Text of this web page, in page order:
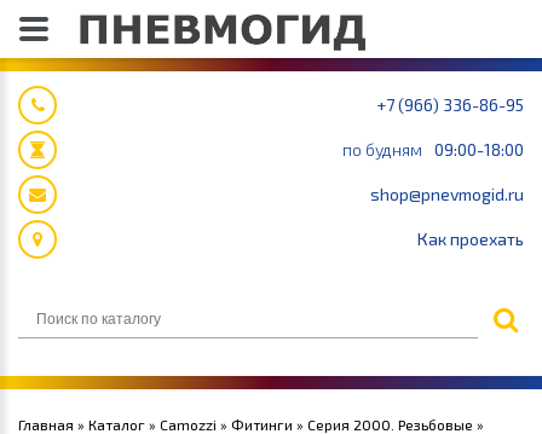
+7 (966) 336-86-95
по будням 09:00-18:00
shop@pnevmogid.ru
Как проехать
Главная » Каталог » Camozzi » Фитинги » Серия 2000. Резьбовые »